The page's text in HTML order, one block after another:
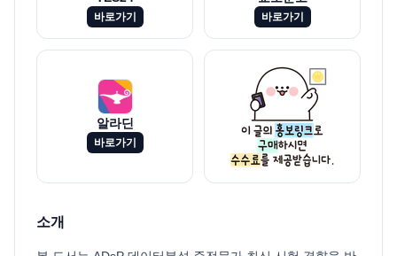
바로가기 바로가기
알라딘
바로가기
소개